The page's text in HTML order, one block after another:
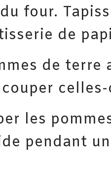
four.
de
de terre
couper
les
pendant